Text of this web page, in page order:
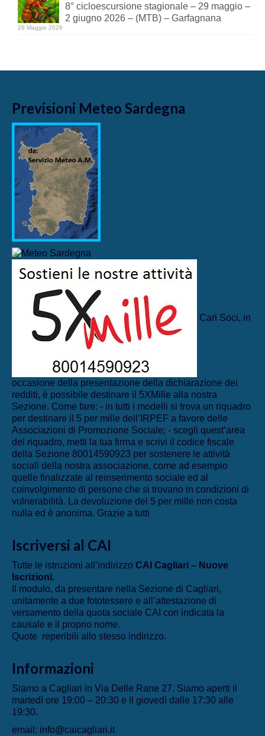
8° cicloescursione stagionale – 29 maggio –
2 giugno 2026 – (MTB) – Garfagnana
28 Maggio 2026
Previsioni Meteo Sardegna
Cari Soci, in
occasione della presentazione della dichiarazione dei
redditi, è possibile destinare il 5XMille alla nostra
Sezione. Come fare: - in tutti i modelli si trova un riquadro
per destinare il 5 per mille dell’IRPEF a favore delle
Associazioni di Promozione Sociale; - scegli quest’area
del riquadro, metti la tua firma e scrivi il codice fiscale
della Sezione 80014590923 per sostenere le attività
sociali della nostra associazione, come ad esempio
quelle finalizzate al reinserimento sociale ed al
coinvolgimento di persone che si trovano in condizioni di
vulnerabilità. La devoluzione del 5 per mille non costa
nulla ed è anonima. Grazie a tutti
Iscriversi al CAI
Tutte le istruzioni all’indirizzo CAI Cagliari – Nuove
Iscrizioni.
Il modulo, da presentare nella Sezione di Cagliari,
unitamente a due fototessere e all’attestazione di
versamento della quota sociale CAI con indicata la
causale e il proprio nome.
Quote reperibili allo stesso indirizzo.
Informazioni
Siamo a Cagliari in Via Delle Rane 27. Siamo aperti il
martedì ore 19:00 – 20:30 e il giovedì dalle 17:30 alle
19:30.
email: info@caicagliari.it